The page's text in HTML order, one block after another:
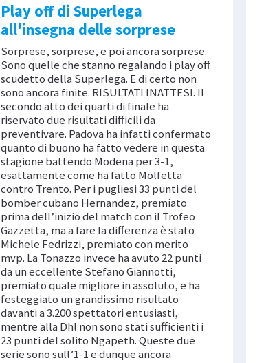
Play off di Superlega
all'insegna delle sorprese
Sorprese, sorprese, e poi ancora sorprese.
Sono quelle che stanno regalando i play off
scudetto della Superlega. E di certo non
sono ancora finite. RISULTATI INATTESI. Il
secondo atto dei quarti di finale ha
riservato due risultati difficili da
preventivare. Padova ha infatti confermato
quanto di buono ha fatto vedere in questa
stagione battendo Modena per 3-1,
esattamente come ha fatto Molfetta
contro Trento. Per i pugliesi 33 punti del
bomber cubano Hernandez, premiato
prima dell’inizio del match con il Trofeo
Gazzetta, ma a fare la differenza è stato
Michele Fedrizzi, premiato con merito
mvp. La Tonazzo invece ha avuto 22 punti
da un eccellente Stefano Giannotti,
premiato quale migliore in assoluto, e ha
festeggiato un grandissimo risultato
davanti a 3.200 spettatori entusiasti,
mentre alla Dhl non sono stati sufficienti i
23 punti del solito Ngapeth. Queste due
serie sono sull’1-1 e dunque ancora